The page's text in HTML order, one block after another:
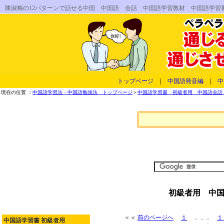
陳淑梅の12パターンで話せる中国 中国語 会話 中国語学習教材 中国語
トップページ 中国語発音編
現在の位置 ： 中国語学習法・中国語勉強法 トップページ ＞中国語学習書 初級者用 中国語会話
初級者用 中国
中国語学習書 初級者用
＜＜ 前のページへ １ ．．．